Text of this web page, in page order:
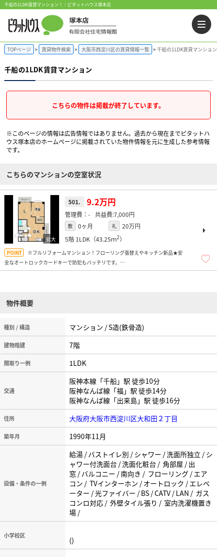
千船の1LDK賃貸マンション！｜ピタットハウス塚本店
TOPページ 賃貸物件検索 大阪市西淀川区の賃貸情報一覧 千船の1LDK賃貸マンション
千船の1LDK賃貸マンション
こちらの物件は掲載が終了しています。
※このページの情報は広告情報ではありません。過去から現在までピタットハ
ウス塚本店のホームぺージに掲載されていた物件情報を元に生成した参考情報
です。
こちらのマンションの空室状況
501. 9.2万円
- 7,000円
敷 0ヶ月 礼
20万円
5階 1LDK（43.25ｍ2）
※フルリフォームマンション！フローリング張替えやキッチン新品★安
全なオートロックカードキーで防犯もバッチリです。
★全室日当たり良好です。
物件概要
種別 / 構造 マンション / S造(鉄骨造)
建物階建 7階
間取り一例 1LDK
交通
阪神本線「千船」駅 徒歩10分
阪神なんば線「福」駅 徒歩14分
阪神なんば線「出来島」駅 徒歩16分
住所 大阪府大阪市西淀川区大和田２丁目
築年月 1990年11月
設備・条件の一例
給湯 / バストイレ別 / シャワー / 洗面所独立 / シ
ャワー付洗面台 / 洗面化粧台 / 角部屋 / 出
窓 / バルコニー / 南向き / フローリング / エア
コン / TVインターホン / オートロック / エレベ
ーター / 光ファイバー / BS / CATV / LAN / ガス
コンロ対応 / 外壁タイル張り / 室内洗濯機置き
場 /
小学校区 ()